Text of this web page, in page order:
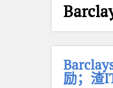
励；渣